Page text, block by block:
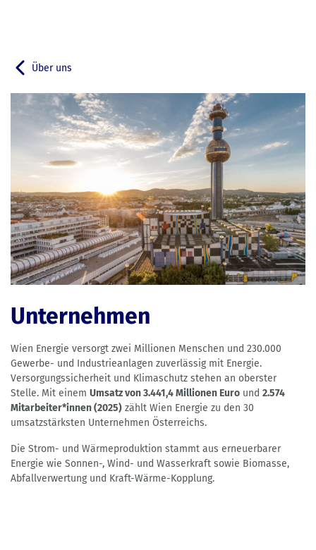
Zurück zu
Über uns
Unternehmen
Wien Energie versorgt zwei Millionen Menschen und 230.000
Gewerbe- und Industrieanlagen zuverlässig mit Energie.
Versorgungssicherheit und Klimaschutz stehen an oberster
Stelle. Mit einem Umsatz von 3.441,4 Millionen Euro und 2.574
Mitarbeiter*innen (2025) zählt Wien Energie zu den 30
umsatzstärksten Unternehmen Österreichs.
Die Strom- und Wärmeproduktion stammt aus erneuerbarer
Energie wie Sonnen-, Wind- und Wasserkraft sowie Biomasse,
Abfallverwertung und Kraft-Wärme-Kopplung.